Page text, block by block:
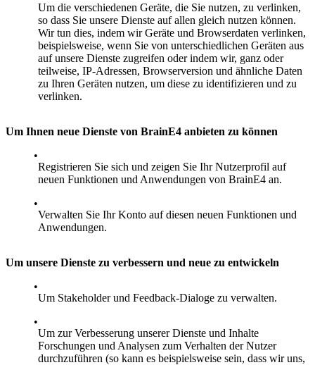
Um die verschiedenen Geräte, die Sie nutzen, zu verlinken,
so dass Sie unsere Dienste auf allen gleich nutzen können.
Wir tun dies, indem wir Geräte und Browserdaten verlinken,
beispielsweise, wenn Sie von unterschiedlichen Geräten aus
auf unsere Dienste zugreifen oder indem wir, ganz oder
teilweise, IP-Adressen, Browserversion und ähnliche Daten
zu Ihren Geräten nutzen, um diese zu identifizieren und zu
verlinken.
Um Ihnen neue Dienste von BrainE4 anbieten zu können
Registrieren Sie sich und zeigen Sie Ihr Nutzerprofil auf
neuen Funktionen und Anwendungen von BrainE4 an.
Verwalten Sie Ihr Konto auf diesen neuen Funktionen und
Anwendungen.
Um unsere Dienste zu verbessern und neue zu entwickeln
Um Stakeholder und Feedback-Dialoge zu verwalten.
Um zur Verbesserung unserer Dienste und Inhalte
Forschungen und Analysen zum Verhalten der Nutzer
durchzuführen (so kann es beispielsweise sein, dass wir uns,